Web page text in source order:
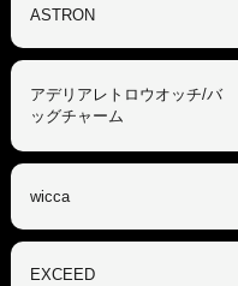
ASTRON
アデリアレトロウオッチ/バ
ッグチャーム
wicca
EXCEED